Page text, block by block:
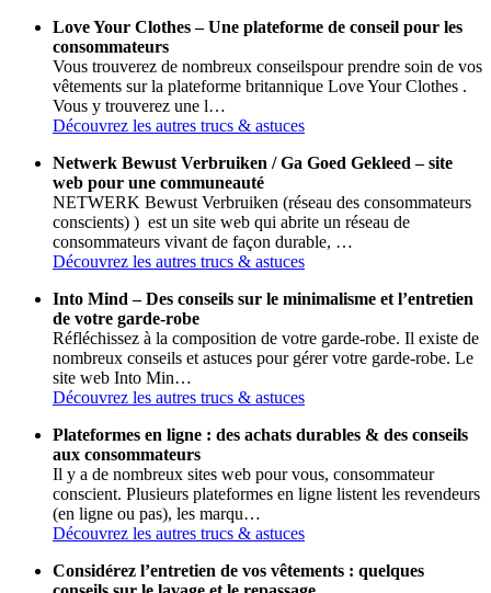
Love Your Clothes – Une plateforme de conseil pour les
consommateurs
Vous trouverez de nombreux conseilspour prendre soin de vos
vêtements sur la plateforme britannique Love Your Clothes .
Vous y trouverez une l…
Découvrez les autres trucs & astuces
Netwerk Bewust Verbruiken / Ga Goed Gekleed – site
web pour une communeauté
NETWERK Bewust Verbruiken (réseau des consommateurs
conscients) ) est un site web qui abrite un réseau de
consommateurs vivant de façon durable, …
Découvrez les autres trucs & astuces
Into Mind – Des conseils sur le minimalisme et l’entretien
de votre garde-robe
Réfléchissez à la composition de votre garde-robe. Il existe de
nombreux conseils et astuces pour gérer votre garde-robe. Le
site web Into Min…
Découvrez les autres trucs & astuces
Plateformes en ligne : des achats durables & des conseils
aux consommateurs
Il y a de nombreux sites web pour vous, consommateur
conscient. Plusieurs plateformes en ligne listent les revendeurs
(en ligne ou pas), les marqu…
Découvrez les autres trucs & astuces
Considérez l’entretien de vos vêtements : quelques